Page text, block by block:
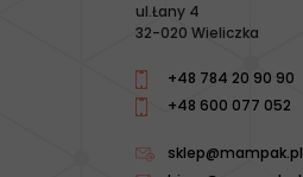
ul.Łany 4
32-020 Wieliczka
+48 784 20 90 90
+48 600 077 052
sklep@mampak.pl